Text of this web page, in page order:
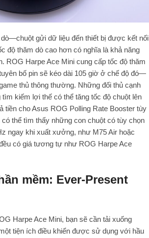
dò—chuột gửi dữ liệu đến thiết bị được kết nối
độ thăm dò cao hơn có nghĩa là khả năng
ROG Harpe Ace Mini cung cấp tốc độ thăm
bố pin sẽ kéo dài 105 giờ ở chế độ đó—
thủ thông thường. Những đối thủ cạnh
tìm kiếm lợi thế có thể tăng tốc độ chuột lên
tiền cho Asus ROG Polling Rate Booster tùy
thể tìm thấy những con chuột có tùy chọn
ngay khi xuất xưởng, như M75 Air hoặc
có giá tương tự như ROG Harpe Ace
mềm: Ever-Present
Harpe Ace Mini, bạn sẽ cần tải xuống
tiện ích điều khiển được sử dụng với hầu